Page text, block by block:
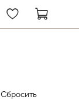
Сбросить